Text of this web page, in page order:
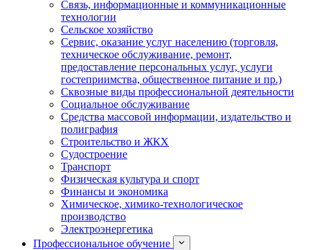
Связь, информационные и коммуникационные
технологии
Сельское хозяйство
Сервис, оказание услуг населению (торговля,
техническое обслуживание, ремонт,
предоставление персональных услуг, услуги
гостеприимства, общественное питание и пр.)
Сквозные виды профессиональной деятельности
Социальное обслуживание
Средства массовой информации, издательство и
полиграфия
Строительство и ЖКХ
Судостроение
Транспорт
Физическая культура и спорт
Финансы и экономика
Химическое, химико-технологическое
производство
Электроэнергетика
Профессиональное обучение